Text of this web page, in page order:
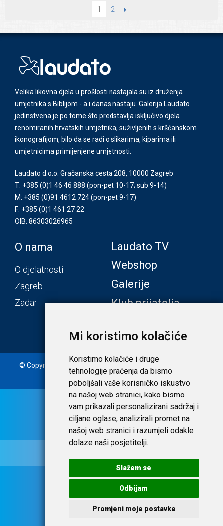
Mi koristimo kolačiće
Koristimo kolačiće i druge
tehnologije praćenja da bismo
poboljšali vaše korisničko iskustvo
na našoj web stranici, kako bismo
vam prikazali personalizirani sadržaj i
ciljane oglase, analizirali promet na
našoj web stranici i razumjeli odakle
dolaze naši posjetitelji.
Slažem se
Odbijam
Promjeni moje postavke
1 2 SLIJEDEĆI
Velika likovna djela u prošlosti nastajala su iz druženja
umjetnika s Biblijom - a i danas nastaju. Galerija Laudato
jedinstvena je po tome što predstavlja isključivo djela
renomiranih hrvatskih umjetnika, suživljenih s kršćanskom
ikonografijom, bilo da se radi o slikarima, kiparima ili
umjetnicima primijenjene umjetnosti.
Laudato d.o.o. Gračanska cesta 208, 10000 Zagreb
T: +385 (0)1 46 46 888 (pon-pet 10-17; sub 9-14)
M: +385 (0)91 4612 724(pon-pet 9-17)
F: +385 (0)1 461 27 22
OIB: 86303026965
O nama
O djelatnosti
Zagreb
Zadar
Laudato TV
Webshop
Galerije
Klub prijatelja
© Copyright 2020. Laudato d.o.o. | Tečaj konverzije: 1 EUR =
7,53450 HRK | Uvjeti i privatnost